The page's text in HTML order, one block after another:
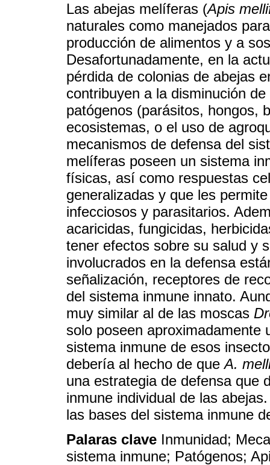
Las abejas melíferas (Apis
naturales como manejados
producción de alimentos y a
Desafortunadamente, en la
pérdida de colonias de abejas
contribuyen a la disminución
patógenos (parásitos, hongos,
ecosistemas, o el uso de
mecanismos de defensa del
melíferas poseen un sistema
físicas, así como respuestas
generalizadas y que les
infecciosos y parasitarios.
acaricidas, fungicidas,
tener efectos sobre su salud y
involucrados en la defensa
señalización, receptores de
del sistema inmune innato.
muy similar al de las moscas
solo poseen aproximadamente
sistema inmune de esos
debería al hecho de queA.
una estrategia de defensa que
inmune individual de las
las bases del sistema inmune
Palaras clave Inmunidad;
sistema inmune; Patógenos;